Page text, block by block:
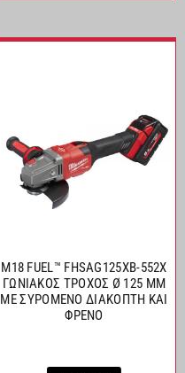
M18 FUEL™ FHSAG125XB-552X
ΓΩΝΙΑΚΟΣ ΤΡΟΧΟΣ Ø 125 MM
ΜΕ ΣΥΡΟΜΕΝΟ ΔΙΑΚΟΠΤΗ ΚΑΙ
ΦΡΕΝΟ